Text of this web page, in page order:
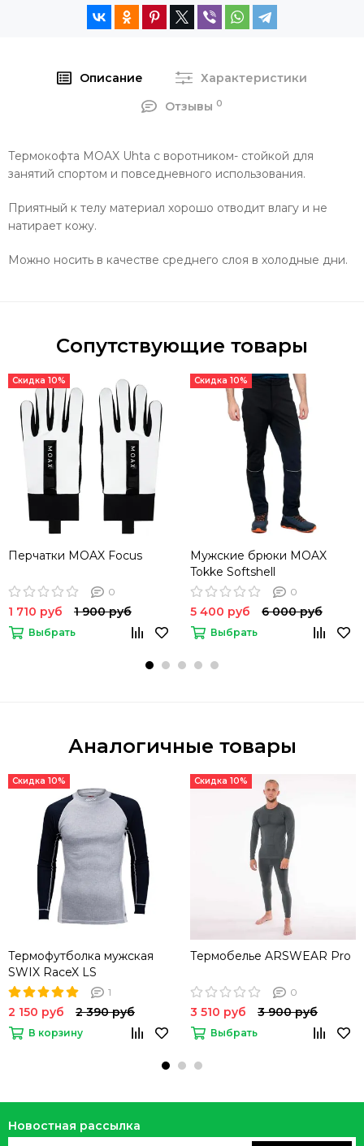
Описание
Характеристики
Отзывы 0
Термокофта MOAX Uhta с воротником- стойкой для
занятий спортом и повседневного использования.
Приятный к телу материал хорошо отводит влагу и не
натирает кожу.
Можно носить в качестве среднего слоя в холодные дни.
Сопутствующие товары
Скидка 10%
Перчатки MOAX Focus
0
1 710 руб 1 900 руб
Выбрать
Скидка 10%
Мужские брюки MOAX
Tokke Softshell
0
5 400 руб 6 000 руб
Выбрать
Аналогичные товары
Скидка 10%
Термофутболка мужская
SWIX RaceX LS
1
2 150 руб 2 390 руб
В корзину
Скидка 10%
Термобелье ARSWEAR Pro
0
3 510 руб 3 900 руб
Выбрать
Новостная рассылка